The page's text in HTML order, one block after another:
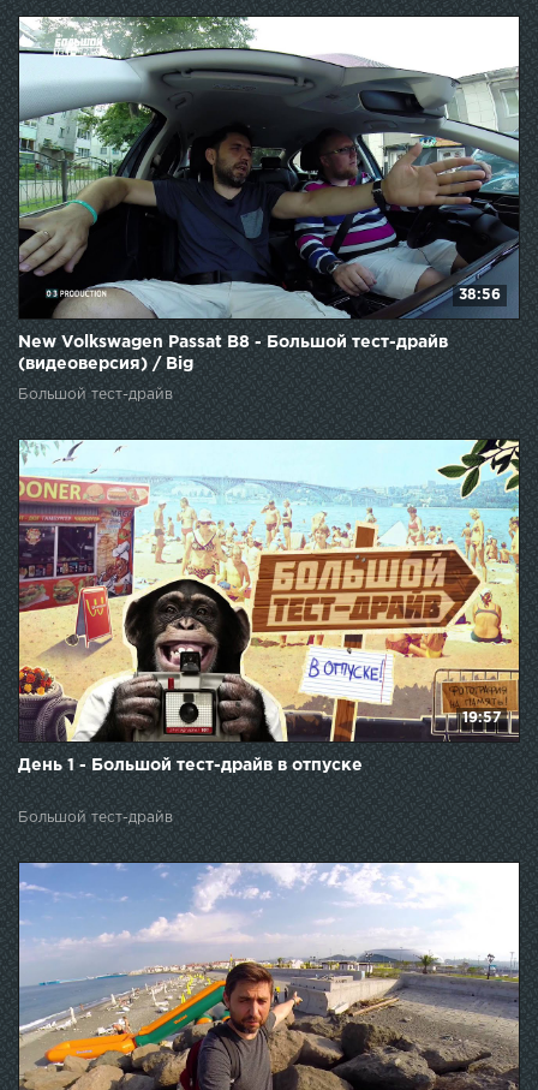
38:56
New Volkswagen Passat B8 - Большой тест-драйв
(видеоверсия) / Big
Большой тест-драйв
19:57
День 1 - Большой тест-драйв в отпуске
Большой тест-драйв